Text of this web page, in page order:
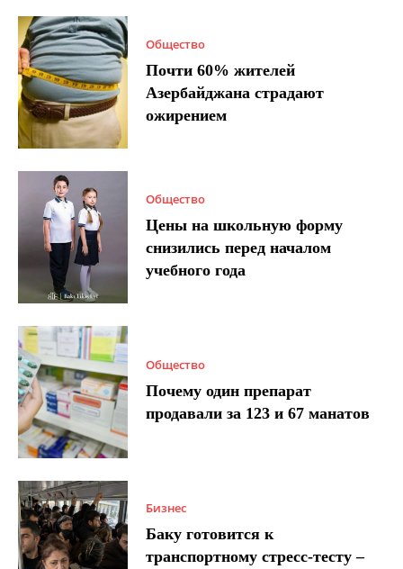
Общество
Почти 60% жителей
Азербайджана страдают
ожирением
Общество
Цены на школьную форму
снизились перед началом
учебного года
Общество
Почему один препарат
продавали за 123 и 67 манатов
Бизнес
Баку готовится к
транспортному стресс-тесту –